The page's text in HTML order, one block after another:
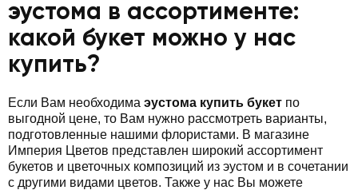
эустома в ассортименте:
какой букет можно у нас
купить?
Если Вам необходима эустома купить букет по
выгодной цене, то Вам нужно рассмотреть варианты,
подготовленные нашими флористами. В магазине
Империя Цветов представлен широкий ассортимент
букетов и цветочных композиций из эустом и в сочетании
с другими видами цветов. Также у нас Вы можете